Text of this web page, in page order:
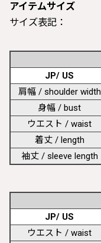
アイテムサイズ
サイズ表記：
JP/ US
肩幅 / shoulder width
身幅 / bust
ウエスト / waist
着丈 / length
袖丈 / sleeve length
JP/ US
ウエスト / waist